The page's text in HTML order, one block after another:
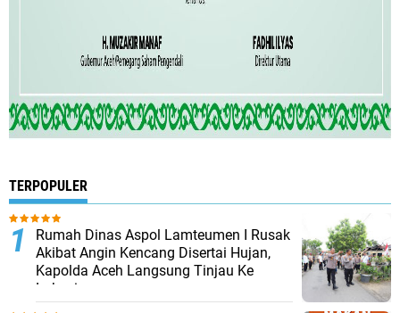
TERPOPULER
Rumah Dinas Aspol Lamteumen I Rusak
Akibat Angin Kencang Disertai Hujan,
Kapolda Aceh Langsung Tinjau Ke
Lokasi